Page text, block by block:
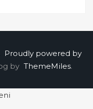
Proudly powered by
by ThemeMiles.